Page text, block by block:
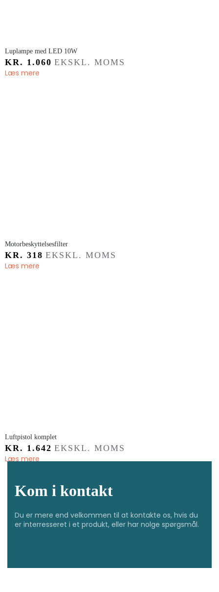
​Luplampe med LED 10W
KR. 1.060 EKSKL. MOMS
Læs mere
Motorbeskyttelsesfilter
KR. 318 EKSKL. MOMS
Læs mere
​Luftpistol komplet
KR. 1.642 EKSKL. MOMS
Læs mere
Kom i kontakt
Du er mere end velkommen til at kontakte os, hvis du
er interresseret i et produkt, eller har nolge spørgsmål.